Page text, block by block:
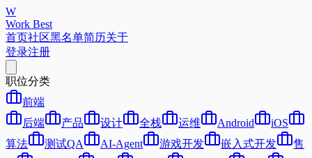
W
Work Best
首页社区黑名单简历关于
登录注册
职位分类
前端
后端
产品 设计 全栈 运维 Android
iOS
算法
测试QA AI-Agent 游戏开发 嵌入式开发
售